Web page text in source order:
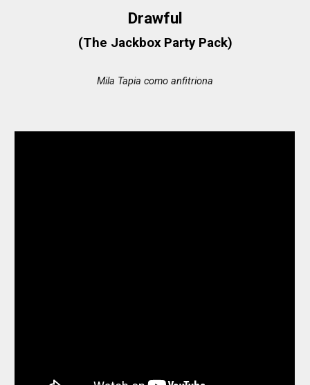
Drawful
(The Jackbox Party Pack)
Mila Tapia como anfitriona